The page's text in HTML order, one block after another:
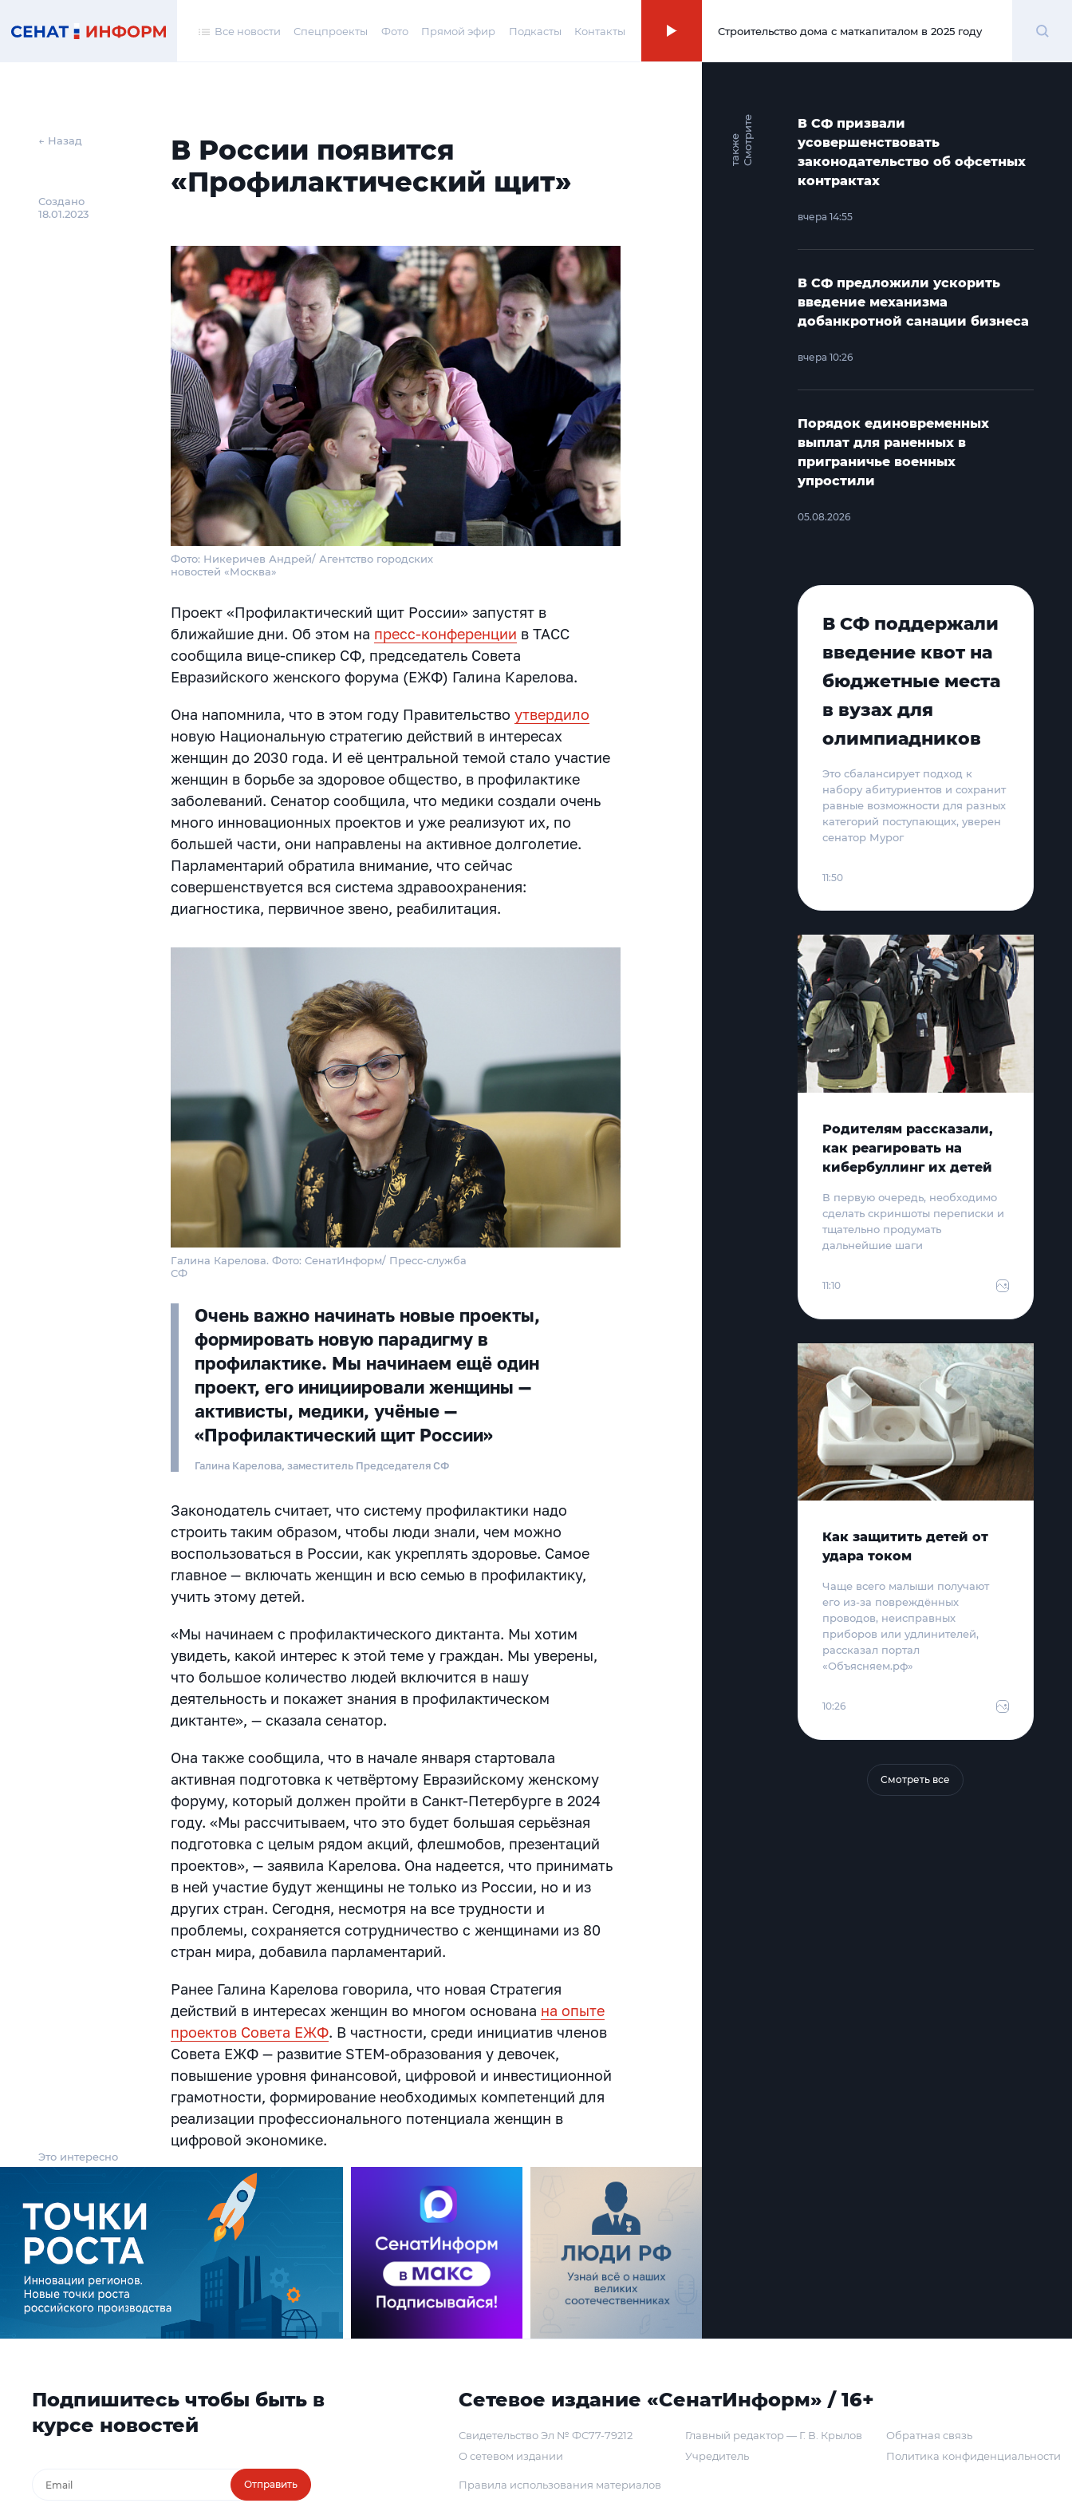
Все новости Спецпроекты Фото Прямой эфир Подкасты Контакты 00:00
Строительство дома с маткапиталом в 2025 году
← Назад
Создано
18.01.2023
В России появится
«Профилактический щит»
Фото: Никеричев Андрей/ Агентство городских
новостей «Москва»
Проект «Профилактический щит России» запустят в
ближайшие дни. Об этом на пресс-конференции в ТАСС
сообщила вице-спикер СФ, председатель Совета
Евразийского женского форума (ЕЖФ) Галина Карелова.
Она напомнила, что в этом году Правительствоутвердило
новую Национальную стратегию действий в интересах
женщин до 2030 года. И её центральной темой стало участие
женщин в борьбе за здоровое общество, в профилактике
заболеваний. Сенатор сообщила, что медики создали очень
много инновационных проектов и уже реализуют их, по
большей части, они направлены на активное долголетие.
Парламентарий обратила внимание, что сейчас
совершенствуется вся система здравоохранения:
диагностика, первичное звено, реабилитация.
Галина Карелова. Фото: СенатИнформ/ Пресс-служба
СФ
Очень важно начинать новые проекты,
формировать новую парадигму в
профилактике. Мы начинаем ещё один
проект, его инициировали женщины —
активисты, медики, учёные —
«Профилактический щит России»
Галина Карелова, заместитель Председателя СФ
Законодатель считает, что систему профилактики надо
строить таким образом, чтобы люди знали, чем можно
воспользоваться в России, как укреплять здоровье. Самое
главное — включать женщин и всю семью в профилактику,
учить этому детей.
«Мы начинаем с профилактического диктанта. Мы хотим
увидеть, какой интерес к этой теме у граждан. Мы уверены,
что большое количество людей включится в нашу
деятельность и покажет знания в профилактическом
диктанте», — сказала сенатор.
Она также сообщила, что в начале января стартовала
активная подготовка к четвёртому Евразийскому женскому
форуму, который должен пройти в Санкт-Петербурге в 2024
году. «Мы рассчитываем, что это будет большая серьёзная
подготовка с целым рядом акций, флешмобов, презентаций
проектов», — заявила Карелова. Она надеется, что принимать
в ней участие будут женщины не только из России, но и из
других стран. Сегодня, несмотря на все трудности и
проблемы, сохраняется сотрудничество с женщинами из 80
стран мира, добавила парламентарий.
Ранее Галина Карелова говорила, что новая Стратегия
действий в интересах женщин во многом основана на опыте
проектов Совета ЕЖФ. В частности, среди инициатив членов
Совета ЕЖФ — развитие STEM-образования у девочек,
повышение уровня финансовой, цифровой и инвестиционной
грамотности, формирование необходимых компетенций для
реализации профессионального потенциала женщин в
цифровой экономике.
Это интересно
С
м
о
т
р и
т
е
т
а
к
ж
е
В СФ призвали
усовершенствовать
законодательство об офсетных
контрактах
вчера 14:55
В СФ предложили ускорить
введение механизма
добанкротной санации бизнеса
вчера 10:26
Порядок единовременных
выплат для раненных в
приграничье военных
упростили
05.08.2026
В СФ поддержали
введение квот на
бюджетные места
в вузах для
олимпиадников
Это сбалансирует подход к
набору абитуриентов и сохранит
равные возможности для разных
категорий поступающих, уверен
сенатор Мурог
11:50
Родителям рассказали,
как реагировать на
кибербуллинг их детей
В первую очередь, необходимо
сделать скриншоты переписки и
тщательно продумать
дальнейшие шаги
11:10
Как защитить детей от
удара током
Чаще всего малыши получают
его из-за повреждённых
проводов, неисправных
приборов или удлинителей,
рассказал портал
«Объясняем.рф»
10:26
Смотреть все
Подпишитесь чтобы быть в
курсе новостей
Отправить
Сетевое издание «СенатИнформ» / 16+
Свидетельство Эл № ФС77-79212
О сетевом издании
Главный редактор — Г. В. Крылов
Учредитель
Обратная связь
Политика конфиденциальности
Правила использования материалов